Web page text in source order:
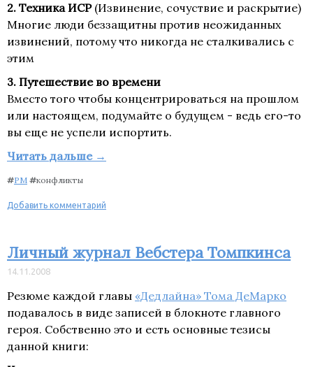
2. Техника ИСР(Извинение, сочуствие и раскрытие)
Многие люди беззащитны против неожиданных
извинений, потому что никогда не сталкивались с
этим
3. Путешествие во времени
Вместо того чтобы концентрироваться на прошлом
или настоящем, подумайте о будущем - ведь его-то
вы еще не успели испортить.
Читать дальше →
#PM #конфликты
Добавить комментарий
Личный журнал Вебстера Томпкинса
14.11.2008
Резюме каждой главы «Дедлайна» Тома ДеМарко
подавалось в виде записей в блокноте главного
героя. Собственно это и есть основные тезисы
данной книги: